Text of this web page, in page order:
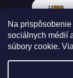
Na
sociálnych médií
súbory cookie.
Copyright 2026